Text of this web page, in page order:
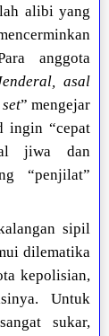
alibi yang
anggota
asal
” mengejar
ingin “cepat
jiwa dan
“penjilat”
sipil
dilematika
kepolisian,
Untuk
sukar,